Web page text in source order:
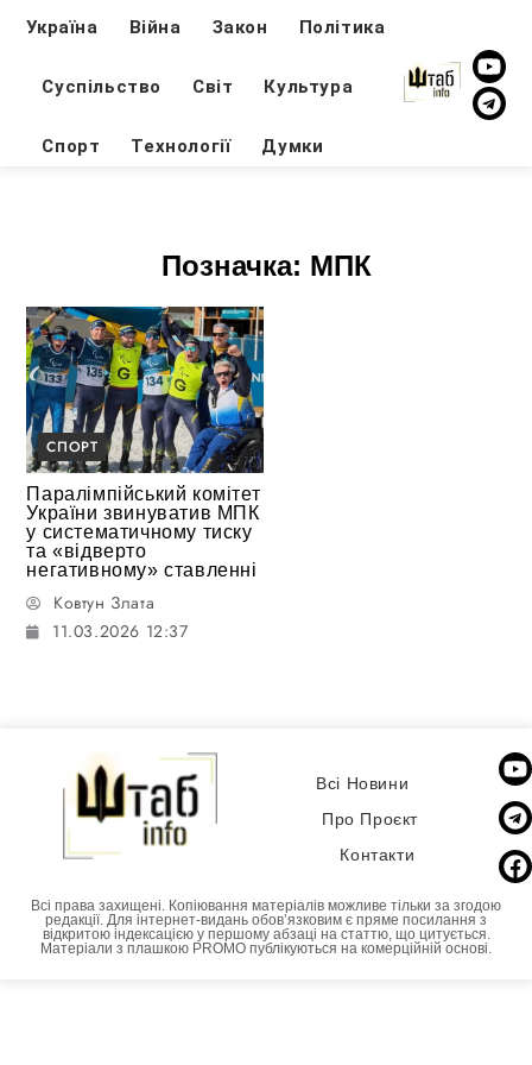
Україна Війна Закон Політика
Суспільство Світ Культура
Спорт Технології Думки
Позначка: МПК
СПОРТ
Паралімпійський комітет
України звинуватив МПК
у систематичному тиску
та «відверто
негативному» ставленні
Ковтун Злата
11.03.2026 12:37
Всі Новини
Про Проєкт
Контакти
Всі права захищені. Копіювання матеріалів можливе тільки за згодою
редакції. Для інтернет-видань обовʼязковим є пряме посилання з
відкритою індексацією у першому абзаці на статтю, що цитується.
Матеріали з плашкою PROMO публікуються на комерційній основі.